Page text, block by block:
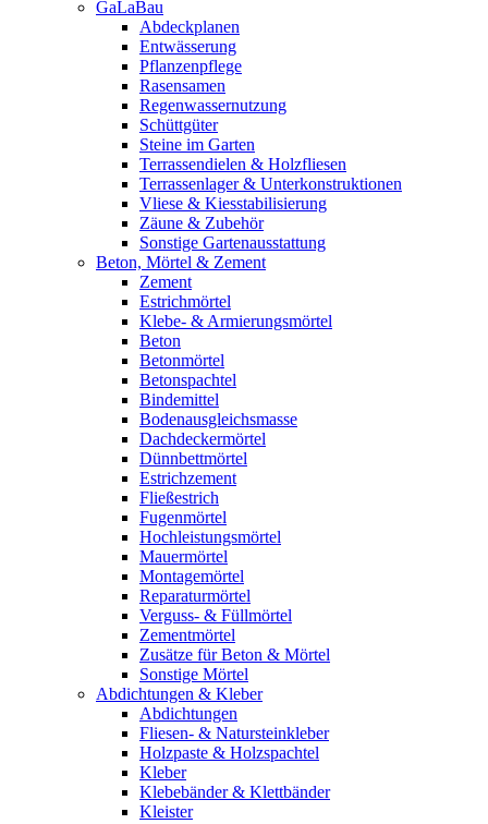
GaLaBau
Abdeckplanen
Entwässerung
Pflanzenpflege
Rasensamen
Regenwassernutzung
Schüttgüter
Steine im Garten
Terrassendielen & Holzfliesen
Terrassenlager & Unterkonstruktionen
Vliese & Kiesstabilisierung
Zäune & Zubehör
Sonstige Gartenausstattung
Beton, Mörtel & Zement
Zement
Estrichmörtel
Klebe- & Armierungsmörtel
Beton
Betonmörtel
Betonspachtel
Bindemittel
Bodenausgleichsmasse
Dachdeckermörtel
Dünnbettmörtel
Estrichzement
Fließestrich
Fugenmörtel
Hochleistungsmörtel
Mauermörtel
Montagemörtel
Reparaturmörtel
Verguss- & Füllmörtel
Zementmörtel
Zusätze für Beton & Mörtel
Sonstige Mörtel
Abdichtungen & Kleber
Abdichtungen
Fliesen- & Natursteinkleber
Holzpaste & Holzspachtel
Kleber
Klebebänder & Klettbänder
Kleister